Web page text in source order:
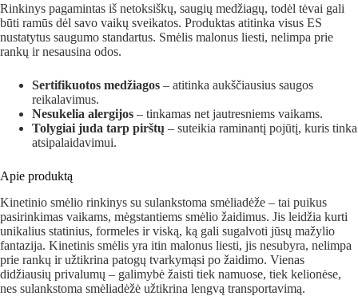
Rinkinys pagamintas iš netoksiškų, saugių medžiagų, todėl tėvai gali
būti ramūs dėl savo vaikų sveikatos. Produktas atitinka visus ES
nustatytus saugumo standartus. Smėlis malonus liesti, nelimpa prie
rankų ir nesausina odos.
Sertifikuotos medžiagos – atitinka aukščiausius saugos
reikalavimus.
Nesukelia alergijos – tinkamas net jautresniems vaikams.
Tolygiai juda tarp pirštų – suteikia raminantį pojūtį, kuris tinka
atsipalaidavimui.
Apie produktą
Kinetinio smėlio rinkinys su sulankstoma smėliadėže – tai puikus
pasirinkimas vaikams, mėgstantiems smėlio žaidimus. Jis leidžia kurti
unikalius statinius, formeles ir viską, ką gali sugalvoti jūsų mažylio
fantazija. Kinetinis smėlis yra itin malonus liesti, jis nesubyra, nelimpa
prie rankų ir užtikrina patogų tvarkymąsi po žaidimo. Vienas
didžiausių privalumų – galimybė žaisti tiek namuose, tiek kelionėse,
nes sulankstoma smėliadėžė užtikrina lengvą transportavimą.